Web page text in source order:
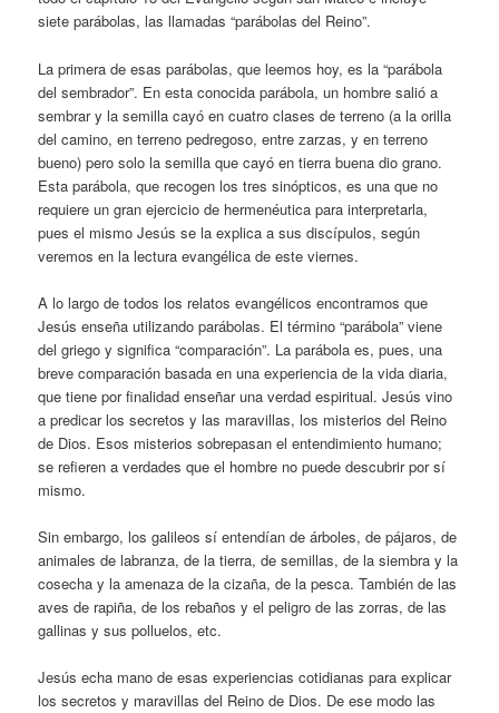
siete parábolas, las llamadas “parábolas del Reino”.
La primera de esas parábolas, que leemos hoy, es la “parábola
del sembrador”. En esta conocida parábola, un hombre salió a
sembrar y la semilla cayó en cuatro clases de terreno (a la orilla
del camino, en terreno pedregoso, entre zarzas, y en terreno
bueno) pero solo la semilla que cayó en tierra buena dio grano.
Esta parábola, que recogen los tres sinópticos, es una que no
requiere un gran ejercicio de hermenéutica para interpretarla,
pues el mismo Jesús se la explica a sus discípulos, según
veremos en la lectura evangélica de este viernes.
A lo largo de todos los relatos evangélicos encontramos que
Jesús enseña utilizando parábolas. El término “parábola” viene
del griego y significa “comparación”. La parábola es, pues, una
breve comparación basada en una experiencia de la vida diaria,
que tiene por finalidad enseñar una verdad espiritual. Jesús vino
a predicar los secretos y las maravillas, los misterios del Reino
de Dios. Esos misterios sobrepasan el entendimiento humano;
se refieren a verdades que el hombre no puede descubrir por sí
mismo.
Sin embargo, los galileos sí entendían de árboles, de pájaros, de
animales de labranza, de la tierra, de semillas, de la siembra y la
cosecha y la amenaza de la cizaña, de la pesca. También de las
aves de rapiña, de los rebaños y el peligro de las zorras, de las
gallinas y sus polluelos, etc.
Jesús echa mano de esas experiencias cotidianas para explicar
los secretos y maravillas del Reino de Dios. De ese modo las